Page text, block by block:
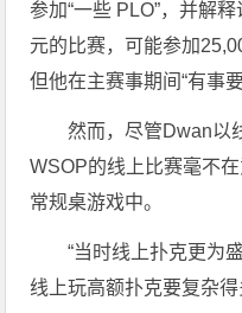
参加“一些 PLO”，并解
元的比赛，可能参加
但他在主赛事期间“有事要
然而，尽管Dwan以
WSOP的线上比赛毫不
常规桌游戏中。
“当时线上扑克更为
线上玩高额扑克要复杂